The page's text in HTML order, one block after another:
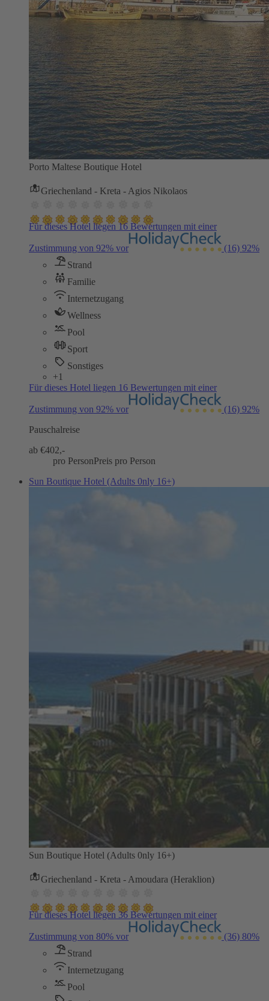
Porto Maltese Boutique Hotel
Griechenland - Kreta - Agios Nikolaos
Für dieses Hotel liegen 16 Bewertungen mit einer
Zustimmung von 92% vor (16) 92%
Strand
Familie
Internetzugang
Wellness
Pool
Sport
Sonstiges
+1
Für dieses Hotel liegen 16 Bewertungen mit einer
Zustimmung von 92% vor (16) 92%
Pauschalreise
ab €402,-
pro PersonPreis pro Person
Sun Boutique Hotel (Adults 0nly 16+)
Sun Boutique Hotel (Adults 0nly 16+)
Griechenland - Kreta - Amoudara (Heraklion)
Für dieses Hotel liegen 36 Bewertungen mit einer
Zustimmung von 80% vor (36) 80%
Strand
Internetzugang
Pool